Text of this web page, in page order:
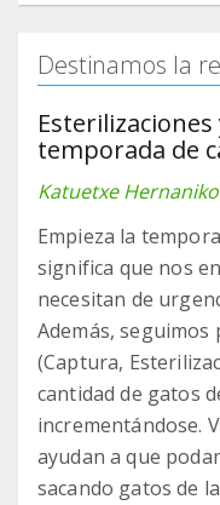
Destinamos la
temporada de
Katuetxe
Empieza la
significa que nos
necesitan de
Además, seguimos
(Captura,
cantidad de gatos
incrementándose.
ayudan a que
sacando gatos de